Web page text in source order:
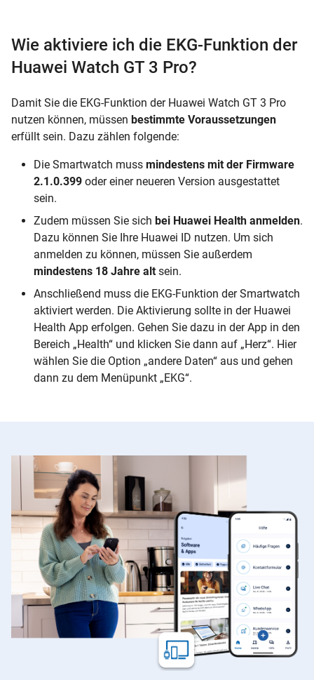
Wie aktiviere ich die EKG-Funktion der
Huawei Watch GT 3 Pro?
Damit Sie die EKG-Funktion der Huawei Watch GT 3 Pro
nutzen können, müssen bestimmte Voraussetzungen
erfüllt sein. Dazu zählen folgende:
Die Smartwatch muss mindestens mit der Firmware
2.1.0.399 oder einer neueren Version ausgestattet
sein.
Zudem müssen Sie sich bei Huawei Health anmelden.
Dazu können Sie Ihre Huawei ID nutzen. Um sich
anmelden zu können, müssen Sie außerdem
mindestens 18 Jahre alt sein.
Anschließend muss die EKG-Funktion der Smartwatch
aktiviert werden. Die Aktivierung sollte in der Huawei
Health App erfolgen. Gehen Sie dazu in der App in den
Bereich „Health“ und klicken Sie dann auf „Herz“. Hier
wählen Sie die Option „andere Daten“ aus und gehen
dann zu dem Menüpunkt „EKG“.